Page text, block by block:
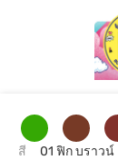
สี 01 ฟิก บราวน์